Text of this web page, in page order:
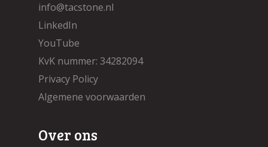
info@tacstone.nl
LinkedIn
YouTube
KvK nummer: 34282094
Privacy Policy
Algemene voorwaarden
Over ons